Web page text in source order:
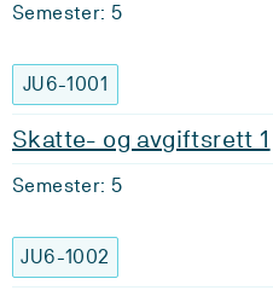
Semester: 5
JU6-1001
Skatte- og avgiftsrett 1
Semester: 5
JU6-1002